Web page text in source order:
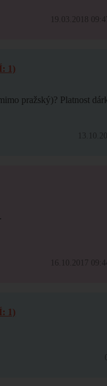
19.03.2018
1)
pražský)? Platnost
16.10.2017
1)